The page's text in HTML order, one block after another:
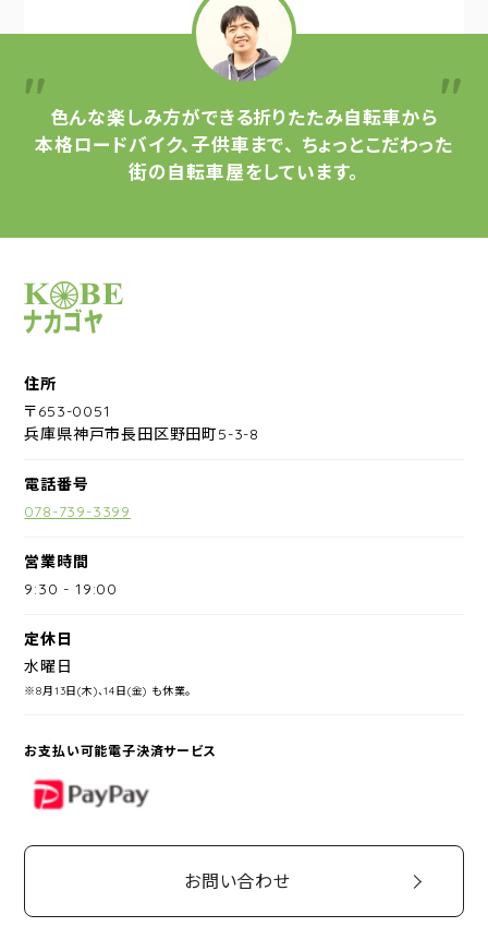
色んな楽しみ方ができる折りたたみ自転車から
本格ロードバイク、子供車まで、 ちょっとこだわった
街の自転車屋をしています。
サイクルショップナカゴヤ
住所
〒653-0051
兵庫県神戸市長田区野田町5-3-8
電話番号
078-739-3399
営業時間
9:30 -19:00
定休日
水曜日
※8月13日(木)、14日(金) も休業。
お支払い可能電子決済サービス
PayPay
お問い合わせ